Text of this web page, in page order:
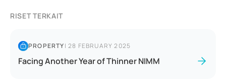
RISET TERKAIT
PROPERTY|28 FEBRUARY 2025
Facing Another Year of Thinner NIMM